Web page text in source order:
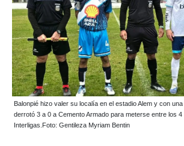
Balonpié hizo valer su localía en el estadio Alem y con
derrotó 3 a 0 a Cemento Armado para meterse entre los
Interligas.Foto: Gentileza Myriam Bentin